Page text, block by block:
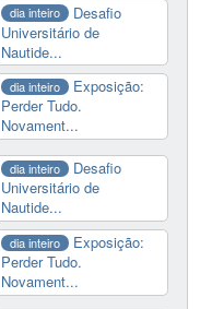
dia inteiro
Desafio
Universitário de
Nautide...
dia inteiro
Exposição:
Perder Tudo.
Novament...
dia inteiro
Desafio
Universitário de
Nautide...
dia inteiro
Exposição:
Perder Tudo.
Novament...